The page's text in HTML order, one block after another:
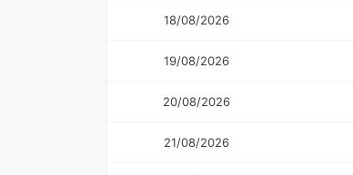
18/08/2026
19/08/2026
20/08/2026
21/08/2026